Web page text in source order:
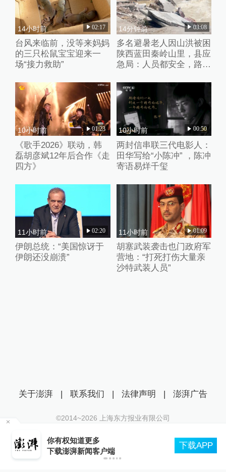
14小时前 02:17
台风来临前，没等来妈妈
的三只松鼠宝宝迎来一
场“接力救助”
14分钟前 03:08
多名避暑老人因山洪被困
陕西蓝田秦岭山里，县应
急局：人员都安全，路暂
10小时前 01:23
《歌手2026》联动，韩
磊胡彦斌12年后合作《走
四方》
10小时前 00:50
两封信串联三代电影人：
田华写给“小陈冲” ，陈冲
寄语易烊千玺
11小时前 02:20
伊朗总统：“美国惊讶于
伊朗还没崩溃”
11小时前 01:09
胡塞武装袭击也门政府军
营地：“打死打伤大量亲
沙特武装人员”
你有权知道更多
下载澎湃新闻客户端
下载APP
关于澎湃 | 联系我们 | 法律声明 | 澎湃广告
©2014~2026 上海东方报业有限公司
互联网新闻信息服务许可证：31120170006
沪公网安备 31010602000299号